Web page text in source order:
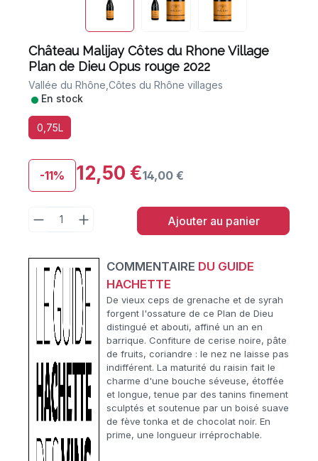
Château Malijay Côtes du Rhone Village
Plan de Dieu Opus rouge 2022
Vallée du Rhône, Côtes du Rhône villages
•En stock
0,75L
-11% 12,50 €14,00 €
Ajouter au panier
COMMENTAIRE DU GUIDE
HACHETTE
De vieux ceps de grenache et de syrah
forgent l'ossature de ce Plan de Dieu
distingué et abouti, affiné un an en
barrique. Confiture de cerise noire, pâte
de fruits, coriandre : le nez ne laisse pas
indifférent. La maturité du raisin fait le
charme d'une bouche séveuse, étoffée
et longue, tenue par des tanins finement
sculptés et soutenue par un boisé suave
de fève tonka et de chocolat noir. En
prime, une longueur irréprochable.